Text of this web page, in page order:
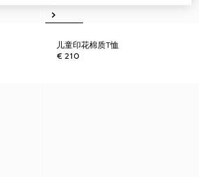
儿童印花棉质T恤
€ 210